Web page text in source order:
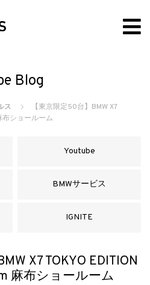
Blog
ス
【東京限定50台】BMW X7
ショールーム
Youtube
BMWサービス
IGNITE
X7 TOKYO EDITION
麻布ショールーム